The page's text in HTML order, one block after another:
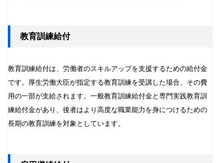
教育訓練給付
教育訓練給付は、労働者のスキルアップを支援するための給付金
です。厚生労働大臣が指定する教育訓練を受講した場合、その費
用の一部が支給されます。一般教育訓練給付金と専門実践教育訓
練給付金があり、後者はより高度な職業能力を身につけるための
長期の教育訓練を対象としています。